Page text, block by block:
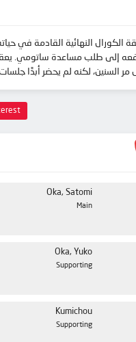
النهائية القادمة في
دفعه إلى طلب مساعدة ساتومي.
مر السنين، لكنه لم يحضر أبدًا
Oka, Satomi
Main
Oka, Yuko
Supporting
Kumichou
Supporting